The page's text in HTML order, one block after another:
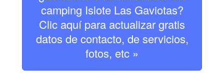
camping Islote Las Gaviotas?
Clic aquí para actualizar gratis
datos de contacto, de servicios,
fotos, etc »